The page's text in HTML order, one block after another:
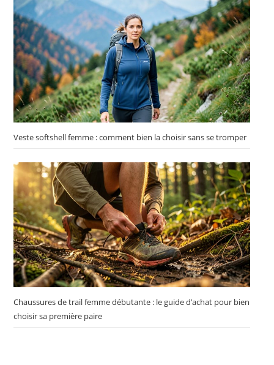
Veste softshell femme : comment bien la choisir sans se tromper
Chaussures de trail femme débutante : le guide d’achat pour bien
choisir sa première paire